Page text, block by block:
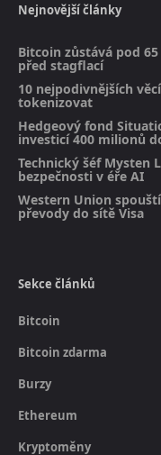
Nejnovější články
Bitcoin zůstává pod
před stagflací
10 nejpodivnějších
tokenizovat
Hedgeový fond
investicí 400 milionů
Technický šéf Mysten
bezpečnosti v éře AI
Western Union
převody do sítě Visa
Sekce článků
Bitcoin
Bitcoin zdarma
Burzy
Ethereum
Kryptoměny